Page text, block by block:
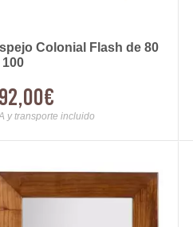
Colonial Flash de 80
100
y transporte incluido